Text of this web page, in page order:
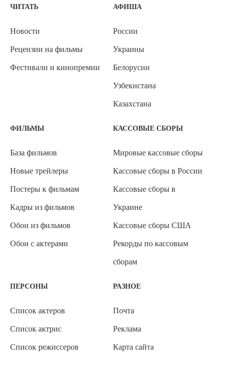
ЧИТАТЬ
Новости
Рецензии на фильмы
Фестивали и кинопремии
АФИША
России
Украины
Белорусии
Узбекистана
Казахстана
ФИЛЬМЫ
База фильмов
Новые трейлеры
Постеры к фильмам
Кадры из фильмов
Обои из фильмов
Обои с актерами
КАССОВЫЕ СБОРЫ
Мировые кассовые сборы
Кассовые сборы в России
Кассовые сборы в
Украине
Кассовые сборы США
Рекорды по кассовым
сборам
ПЕРСОНЫ
Список актеров
Список актрис
Список режиссеров
РАЗНОЕ
Почта
Реклама
Карта сайта